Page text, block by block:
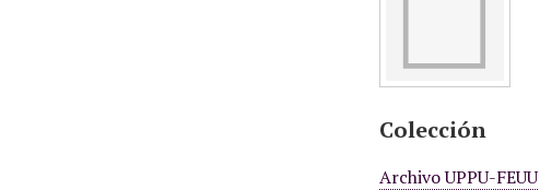
Colección
Archivo UPPU-FEUU